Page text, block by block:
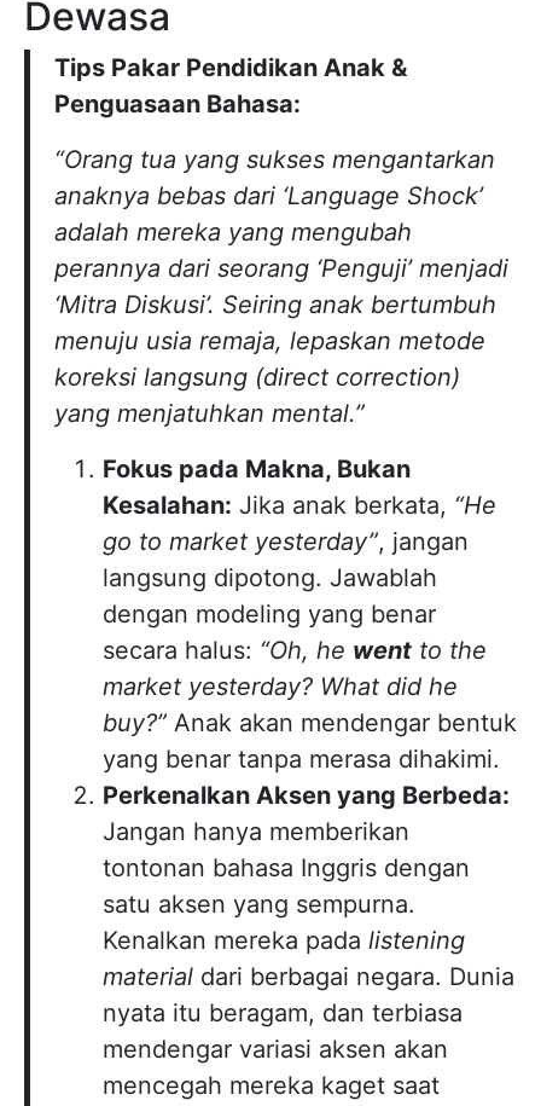
Dewasa
Tips Pakar Pendidikan Anak &
Penguasaan Bahasa:
“Orang tua yang sukses mengantarkan
anaknya bebas dari ‘Language Shock’
adalah mereka yang mengubah
perannya dari seorang ‘Penguji’ menjadi
‘Mitra Diskusi’. Seiring anak bertumbuh
menuju usia remaja, lepaskan metode
koreksi langsung (direct correction)
yang menjatuhkan mental.”
Fokus pada Makna, Bukan
Kesalahan: Jika anak berkata, “He
go to market yesterday”, jangan
langsung dipotong. Jawablah
dengan modeling yang benar
secara halus: “Oh, he went to the
market yesterday? What did he
buy?” Anak akan mendengar bentuk
yang benar tanpa merasa dihakimi.
Perkenalkan Aksen yang Berbeda:
Jangan hanya memberikan
tontonan bahasa Inggris dengan
satu aksen yang sempurna.
Kenalkan mereka pada listening
material dari berbagai negara. Dunia
nyata itu beragam, dan terbiasa
mendengar variasi aksen akan
mencegah mereka kaget saat